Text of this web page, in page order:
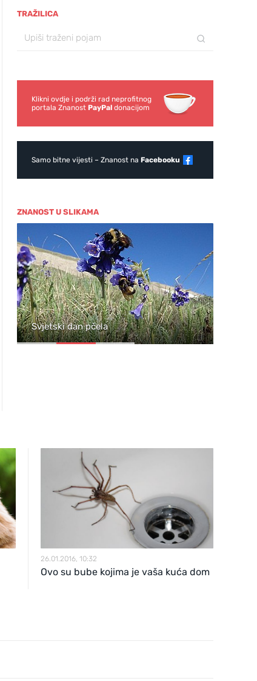
TRAŽILICA
Klikni ovdje i podrži rad neprofitnog
portala Znanost PayPal donacijom
Samo bitne vijesti – Znanost na Facebooku
ZNANOST U SLIKAMA
Svjetski dan pčela
26.01.2016, 10:32
Ovo su bube kojima je vaša kuća dom